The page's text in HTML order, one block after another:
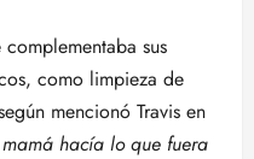
sus
como limpieza de
mencionó Travis en
hacía lo que fuera